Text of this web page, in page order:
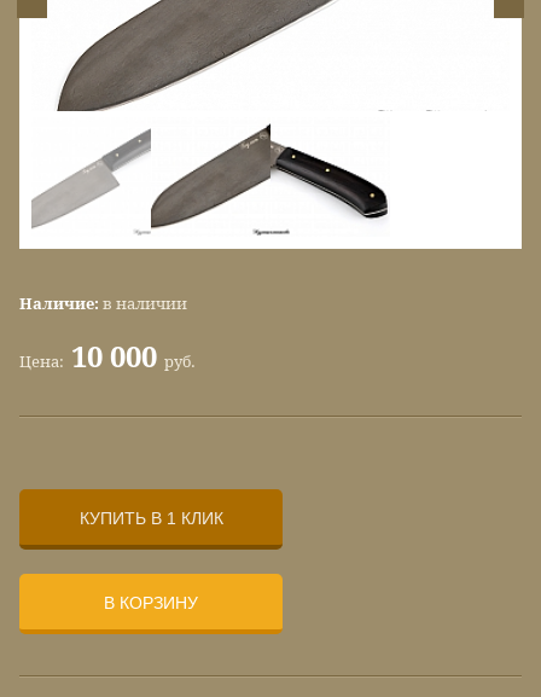
Наличие: в наличии
Цена: 10 000 руб.
КУПИТЬ В 1 КЛИК
В КОРЗИНУ